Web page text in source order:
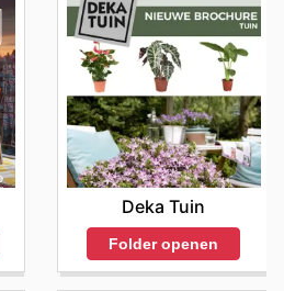
Deka Tuin
Folder openen